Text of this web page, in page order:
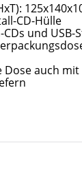
CD-Hülle
und USB-
Dose auch